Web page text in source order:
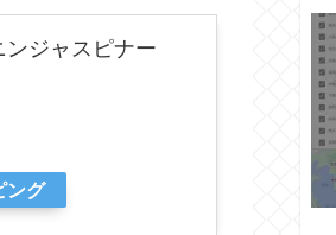
ジャスピナー
ング